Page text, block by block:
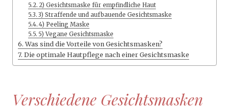
2) Gesichtsmaske für empfindliche Haut
3) Straffende und aufbauende Gesichtsmaske
4) Peeling Maske
5) Vegane Gesichtsmaske
Was sind die Vorteile von Gesichtsmasken?
Die optimale Hautpflege nach einer Gesichtsmaske
Verschiedene Gesichtsmasken